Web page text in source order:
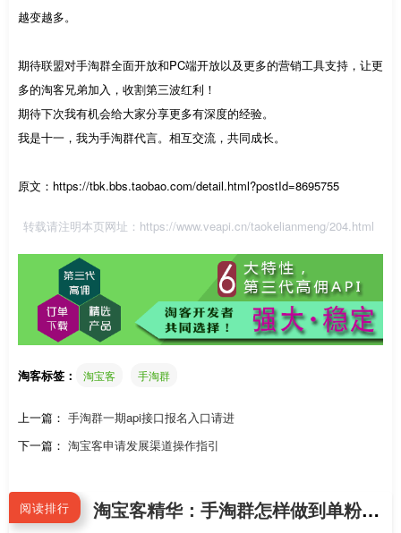
越变越多。
期待联盟对手淘群全面开放和PC端开放以及更多的营销工具支持，让更
多的淘客兄弟加入，收割第三波红利！
期待下次我有机会给大家分享更多有深度的经验。
我是十一，我为手淘群代言。相互交流，共同成长。
原文：https://tbk.bbs.taobao.com/detail.html?postId=8695755
转载请注明本页网址： https://www.veapi.cn/taokelianmeng/204.html
淘客标签： 淘宝客 手淘群
上一篇： 手淘群一期api接口报名入口请进
下一篇： 淘宝客申请发展渠道操作指引
阅读排行 淘宝客精华：手淘群怎样做到单粉产出5毛？